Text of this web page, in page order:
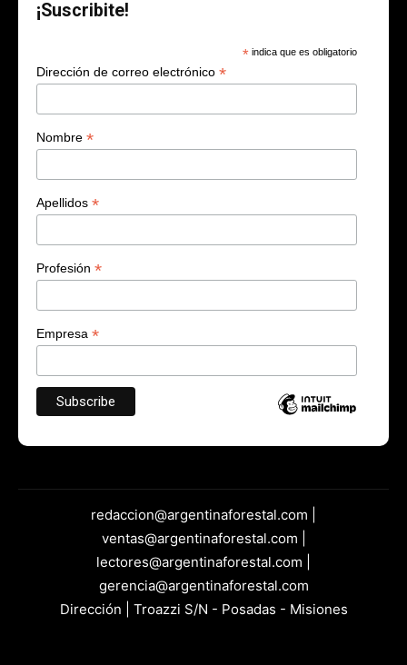
¡Suscribite!
* indica que es obligatorio
Dirección de correo electrónico *
Nombre *
Apellidos *
Profesión *
Empresa *
redaccion@argentinaforestal.com |
ventas@argentinaforestal.com |
lectores@argentinaforestal.com |
gerencia@argentinaforestal.com
Dirección | Troazzi S/N - Posadas - Misiones